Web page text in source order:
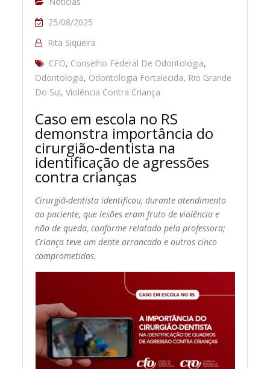
25/08/2025
Rita Siqueira
CFO, Conselho Federal De Odontologia,
Odontologia, Odontologia Fortalecida, Rio Grande
Do Sul,Violência Contra Criança
Caso em escola no RS
demonstra importância do
cirurgião-dentista na
identificação de agressões
contra crianças
Cirurgiã-dentista identificou, durante atendimento
ao paciente, que lesões eram fruto de violência e
não de queda, conforme relatado pela professora;
Criança teve um dente arrancado e outros cinco
comprometidos.